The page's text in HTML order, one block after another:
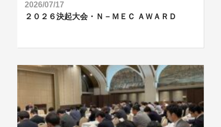
2026/07/17
２０２６決起大会・Ｎ－ＭＥＣ ＡＷＡＲＤ